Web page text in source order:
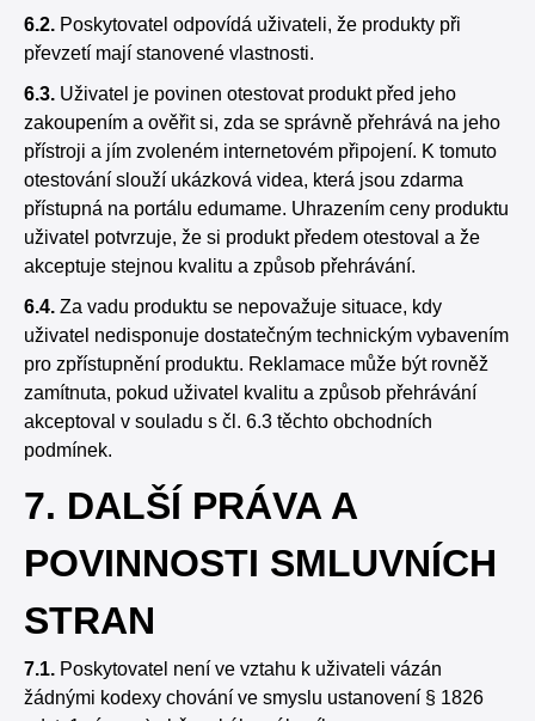
6.2. Poskytovatel odpovídá uživateli, že produkty při
převzetí mají stanovené vlastnosti.
6.3. Uživatel je povinen otestovat produkt před jeho
zakoupením a ověřit si, zda se správně přehrává na jeho
přístroji a jím zvoleném internetovém připojení. K tomuto
otestování slouží ukázková videa, která jsou zdarma
přístupná na portálu edumame. Uhrazením ceny produktu
uživatel potvrzuje, že si produkt předem otestoval a že
akceptuje stejnou kvalitu a způsob přehrávání.
6.4. Za vadu produktu se nepovažuje situace, kdy
uživatel nedisponuje dostatečným technickým vybavením
pro zpřístupnění produktu. Reklamace může být rovněž
zamítnuta, pokud uživatel kvalitu a způsob přehrávání
akceptoval v souladu s čl. 6.3 těchto obchodních
podmínek.
7. DALŠÍ PRÁVA A
POVINNOSTI SMLUVNÍCH
STRAN
7.1. Poskytovatel není ve vztahu k uživateli vázán
žádnými kodexy chování ve smyslu ustanovení § 1826